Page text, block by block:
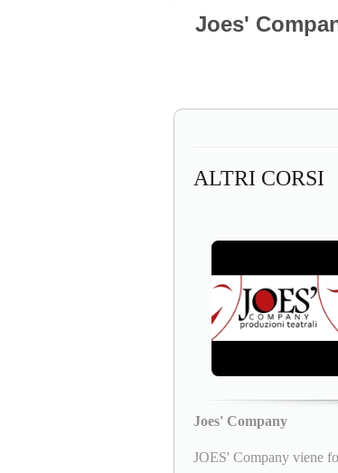
Joes'
ALTRI CORSI
Joes' Company
JOES' Company viene